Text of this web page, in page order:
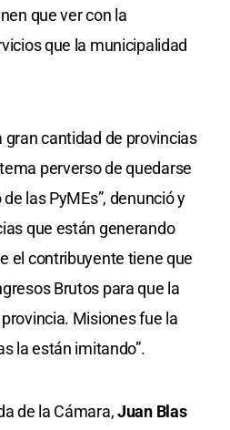
que ver con la
que la municipalidad
cantidad de provincias
perverso de quedarse
las PyMEs”, denunció y
que están generando
el contribuyente tiene que
Brutos para que la
Misiones fue la
la están imitando”.
de la Cámara,Juan Blas